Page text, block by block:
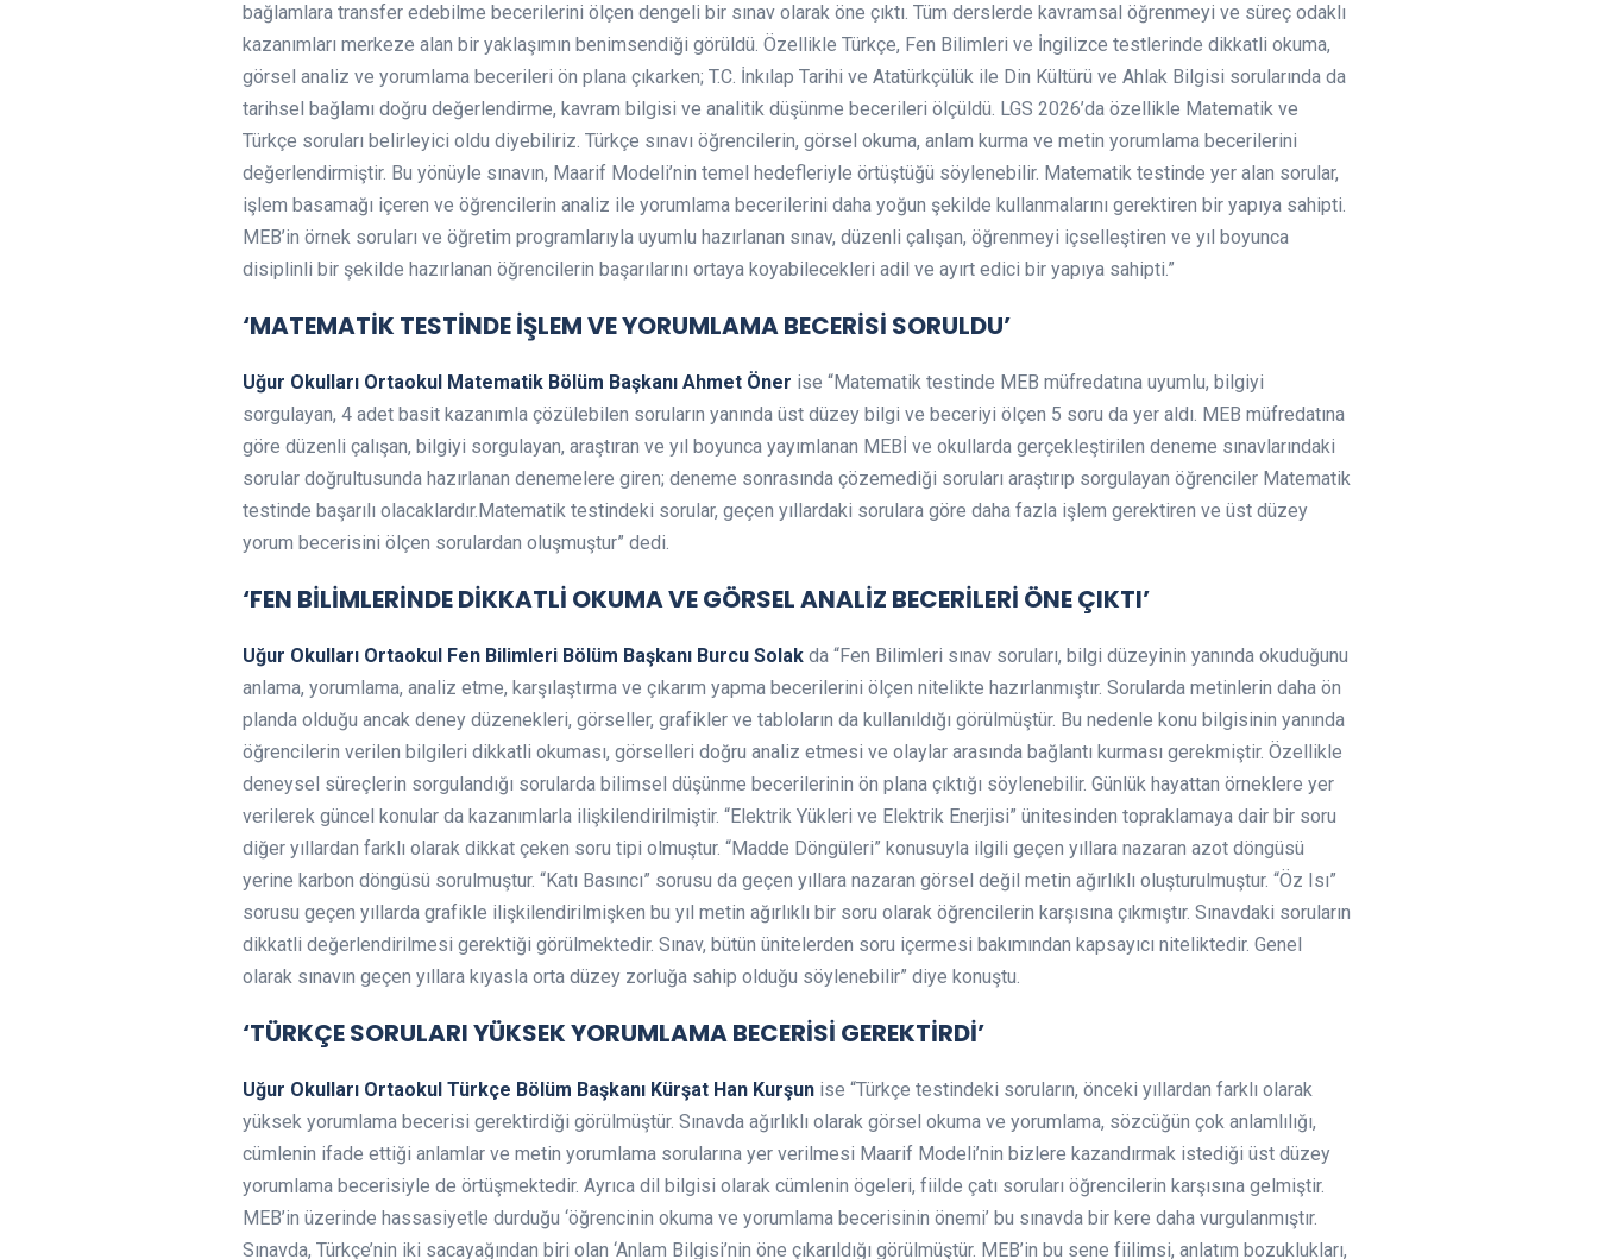
bağlamlara transfer edebilme becerilerini ölçen dengeli bir sınav olarak öne çıktı. Tüm derslerde kavramsal öğrenmeyi ve süreç odaklı
kazanımları merkeze alan bir yaklaşımın benimsendiği görüldü. Özellikle Türkçe, Fen Bilimleri ve İngilizce testlerinde dikkatli okuma,
görsel analiz ve yorumlama becerileri ön plana çıkarken; T.C. İnkılap Tarihi ve Atatürkçülük ile Din Kültürü ve Ahlak Bilgisi sorularında da
tarihsel bağlamı doğru değerlendirme, kavram bilgisi ve analitik düşünme becerileri ölçüldü. LGS 2026’da özellikle Matematik ve
Türkçe soruları belirleyici oldu diyebiliriz. Türkçe sınavı öğrencilerin, görsel okuma, anlam kurma ve metin yorumlama becerilerini
değerlendirmiştir. Bu yönüyle sınavın, Maarif Modeli’nin temel hedefleriyle örtüştüğü söylenebilir. Matematik testinde yer alan sorular,
işlem basamağı içeren ve öğrencilerin analiz ile yorumlama becerilerini daha yoğun şekilde kullanmalarını gerektiren bir yapıya sahipti.
MEB’in örnek soruları ve öğretim programlarıyla uyumlu hazırlanan sınav, düzenli çalışan, öğrenmeyi içselleştiren ve yıl boyunca
disiplinli bir şekilde hazırlanan öğrencilerin başarılarını ortaya koyabilecekleri adil ve ayırt edici bir yapıya sahipti.”
‘MATEMATİK TESTİNDE İŞLEM VE YORUMLAMA BECERİSİ SORULDU’
Uğur Okulları Ortaokul Matematik Bölüm Başkanı Ahmet Öner ise “Matematik testinde MEB müfredatına uyumlu, bilgiyi
sorgulayan, 4 adet basit kazanımla çözülebilen soruların yanında üst düzey bilgi ve beceriyi ölçen 5 soru da yer aldı. MEB müfredatına
göre düzenli çalışan, bilgiyi sorgulayan, araştıran ve yıl boyunca yayımlanan MEBİ ve okullarda gerçekleştirilen deneme sınavlarındaki
sorular doğrultusunda hazırlanan denemelere giren; deneme sonrasında çözemediği soruları araştırıp sorgulayan öğrenciler Matematik
testinde başarılı olacaklardır.Matematik testindeki sorular, geçen yıllardaki sorulara göre daha fazla işlem gerektiren ve üst düzey
yorum becerisini ölçen sorulardan oluşmuştur” dedi.
‘FEN BİLİMLERİNDE DİKKATLİ OKUMA VE GÖRSEL ANALİZ BECERİLERİ ÖNE ÇIKTI’
Uğur Okulları Ortaokul Fen Bilimleri Bölüm Başkanı Burcu Solak da “Fen Bilimleri sınav soruları, bilgi düzeyinin yanında okuduğunu
anlama, yorumlama, analiz etme, karşılaştırma ve çıkarım yapma becerilerini ölçen nitelikte hazırlanmıştır. Sorularda metinlerin daha ön
planda olduğu ancak deney düzenekleri, görseller, grafikler ve tabloların da kullanıldığı görülmüştür. Bu nedenle konu bilgisinin yanında
öğrencilerin verilen bilgileri dikkatli okuması, görselleri doğru analiz etmesi ve olaylar arasında bağlantı kurması gerekmiştir. Özellikle
deneysel süreçlerin sorgulandığı sorularda bilimsel düşünme becerilerinin ön plana çıktığı söylenebilir. Günlük hayattan örneklere yer
verilerek güncel konular da kazanımlarla ilişkilendirilmiştir. “Elektrik Yükleri ve Elektrik Enerjisi” ünitesinden topraklamaya dair bir soru
diğer yıllardan farklı olarak dikkat çeken soru tipi olmuştur. “Madde Döngüleri” konusuyla ilgili geçen yıllara nazaran azot döngüsü
yerine karbon döngüsü sorulmuştur. “Katı Basıncı” sorusu da geçen yıllara nazaran görsel değil metin ağırlıklı oluşturulmuştur. “Öz Isı”
sorusu geçen yıllarda grafikle ilişkilendirilmişken bu yıl metin ağırlıklı bir soru olarak öğrencilerin karşısına çıkmıştır. Sınavdaki soruların
dikkatli değerlendirilmesi gerektiği görülmektedir. Sınav, bütün ünitelerden soru içermesi bakımından kapsayıcı niteliktedir. Genel
olarak sınavın geçen yıllara kıyasla orta düzey zorluğa sahip olduğu söylenebilir” diye konuştu.
‘TÜRKÇE SORULARI YÜKSEK YORUMLAMA BECERİSİ GEREKTİRDİ’
Uğur Okulları Ortaokul Türkçe Bölüm Başkanı Kürşat Han Kurşun ise “Türkçe testindeki soruların, önceki yıllardan farklı olarak
yüksek yorumlama becerisi gerektirdiği görülmüştür. Sınavda ağırlıklı olarak görsel okuma ve yorumlama, sözcüğün çok anlamlılığı,
cümlenin ifade ettiği anlamlar ve metin yorumlama sorularına yer verilmesi Maarif Modeli’nin bizlere kazandırmak istediği üst düzey
yorumlama becerisiyle de örtüşmektedir. Ayrıca dil bilgisi olarak cümlenin ögeleri, fiilde çatı soruları öğrencilerin karşısına gelmiştir.
MEB’in üzerinde hassasiyetle durduğu ‘öğrencinin okuma ve yorumlama becerisinin önemi’ bu sınavda bir kere daha vurgulanmıştır.
Sınavda, Türkçe’nin iki sacayağından biri olan ‘Anlam Bilgisi’nin öne çıkarıldığı görülmüştür. MEB’in bu sene fiilimsi, anlatım bozuklukları,